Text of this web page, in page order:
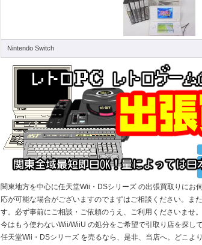
Nintendo Switch
関東地方を中心に任天堂Wii・DSシリーズ の出張買取りに
応が可能な場合がございますのでまずはご相談ください。ま
す。必ず事前にご相談・ご依頼のうえ、ご利用くださいませ。
今はもう使わないWii/WiiU の処分をご希望で引取り店を探し
任天堂Wii・DSシリーズ を売るなら、是非、当店へ。どこよ